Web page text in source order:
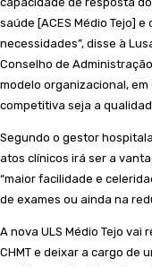
saúde [ACES Médio Tejo]
necessidades”, disse à
Conselho de
modelo organizacional,
competitiva seja a
Segundo o gestor
atos clínicos irá ser a
“maior facilidade e
de exames ou ainda na
A nova ULS Médio Tejo vai
CHMT e deixar a cargo de